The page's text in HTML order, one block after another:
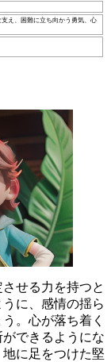
え、困難に立ち向かう勇気、心
せる力を持つと
に、感情の揺ら
。心が落ち着く
できるようにな
に足をつけた堅